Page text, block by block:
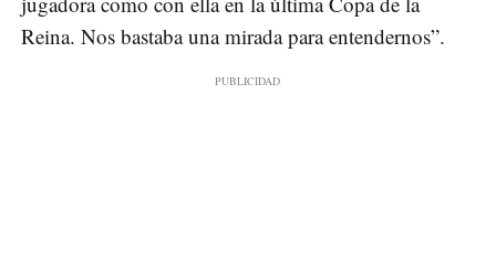
Reina. Nos bastaba una mirada para entendernos”.